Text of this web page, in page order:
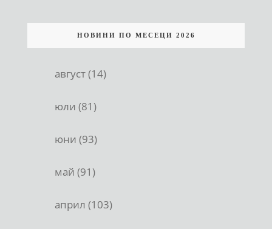
НОВИНИ ПО МЕСЕЦИ 2026
август (14)
юли (81)
юни (93)
май (91)
април (103)